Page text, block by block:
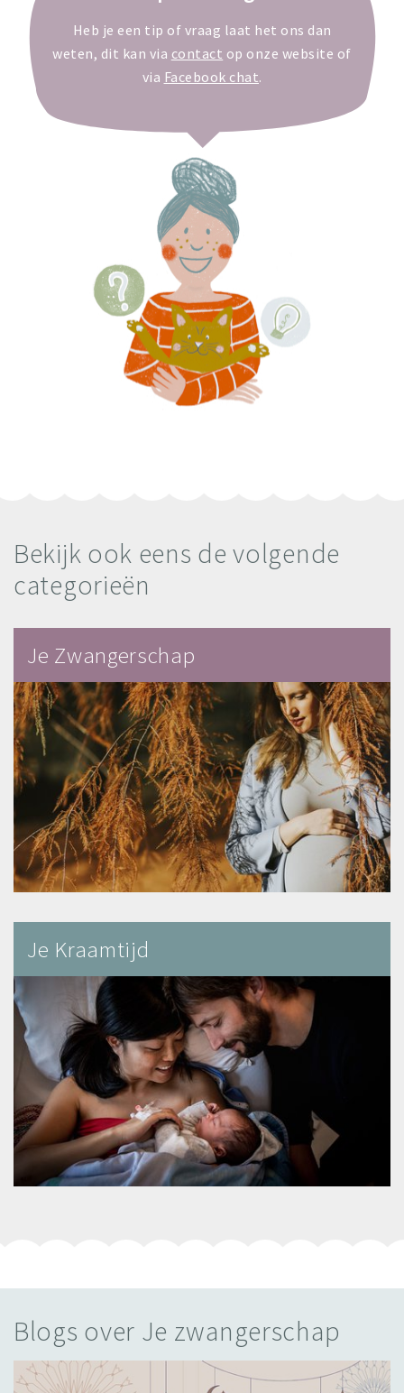
Heb je een tip of vraag laat het ons dan
weten, dit kan via contact op onze website of
via Facebook chat.
Bekijk ook eens de volgende
categorieën
Je Zwangerschap
Je Kraamtijd
Blogs over Je zwangerschap